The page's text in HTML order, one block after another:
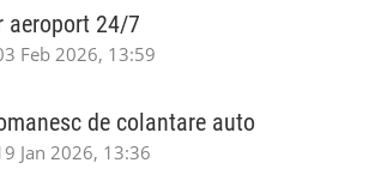
aeroport 24/7
Feb 2026, 13:59
de colantare auto
Jan 2026, 13:36